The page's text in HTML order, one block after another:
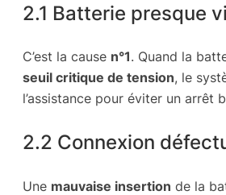
2.1 Batterie presque
C’est la cause n°1. Quand la
seuil critique de tension, le
l’assistance pour éviter un arrêt
2.2 Connexion
Une mauvaise insertion de la